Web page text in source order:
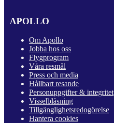
APOLLO
Om Apollo
Jobba hos oss
Flygprogram
Våra resmål
Press och media
Hållbart resande
Personuppgifter & integritet
Visselblåsning
Tillgänglighetsredogörelse
Hantera cookies